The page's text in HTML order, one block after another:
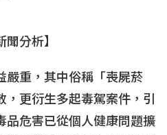
聞分析】
嚴重，其中俗稱「喪屍菸
更衍生多起毒駕案件，引
品危害已從個人健康問題擴